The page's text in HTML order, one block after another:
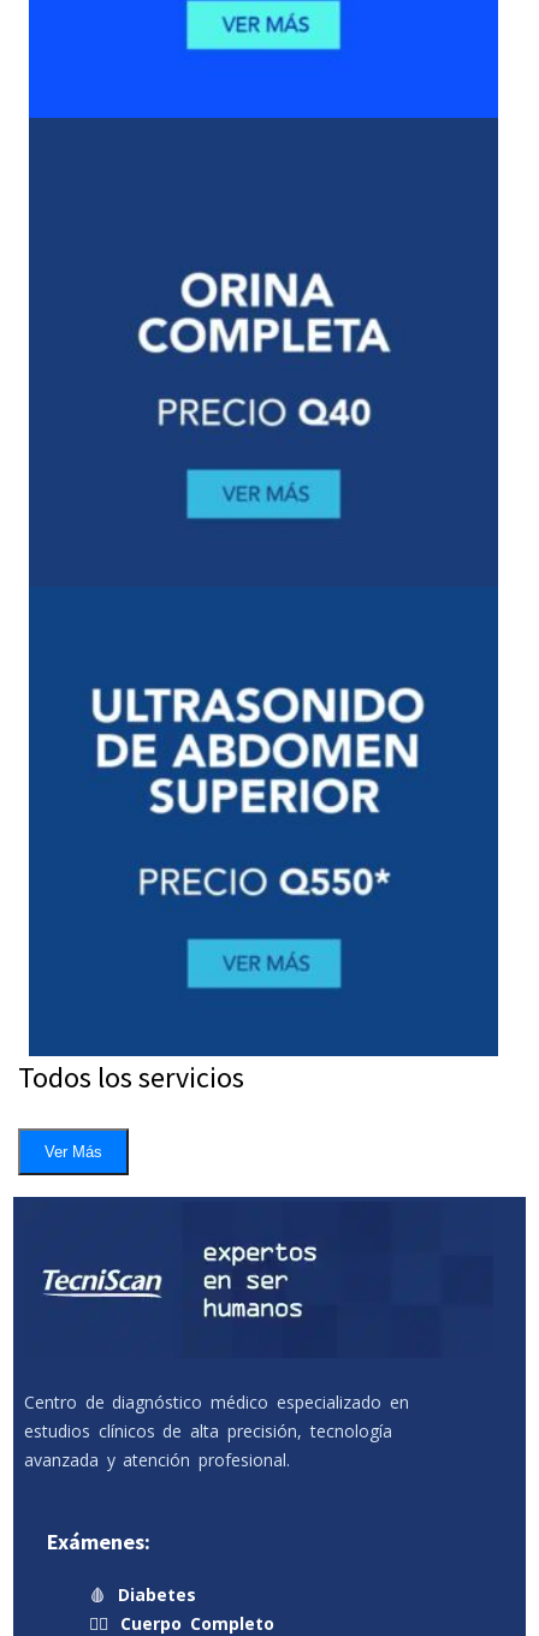
Todos los servicios
Ver Más
Centro de diagnóstico médico especializado en
estudios clínicos de alta precisión, tecnología
avanzada y atención profesional.
Exámenes:
🩸
Diabetes
🧍‍♂️
Cuerpo Completo